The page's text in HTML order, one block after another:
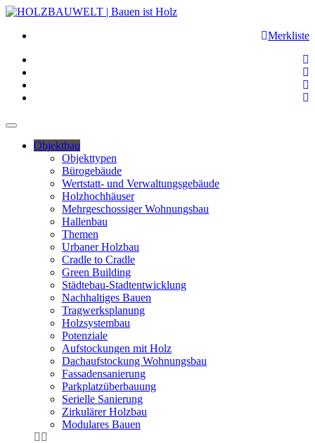
Merkliste
Objektbau
Objekttypen
Bürogebäude
Wertstatt- und Verwaltungsgebäude
Holzhochhäuser
Mehrgeschossiger Wohnungsbau
Hallenbau
Themen
Urbaner Holzbau
Cradle to Cradle
Green Building
Städtebau-Stadtentwicklung
Nachhaltiges Bauen
Tragwerksplanung
Holzsystembau
Potenziale
Aufstockungen mit Holz
Dachaufstockung Wohnungsbau
Fassadensanierung
Parkplatzüberbauung
Serielle Sanierung
Zirkulärer Holzbau
Modulares Bauen